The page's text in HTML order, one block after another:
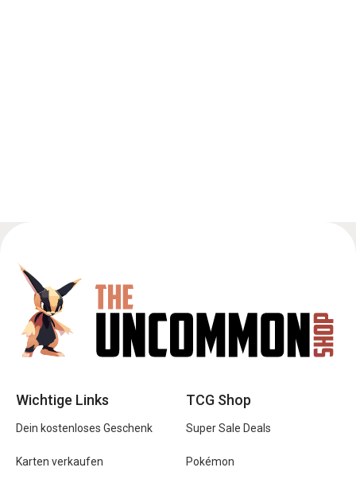
Wichtige Links
Dein kostenloses Geschenk
Karten verkaufen
TCG Shop
Super Sale Deals
Pokémon